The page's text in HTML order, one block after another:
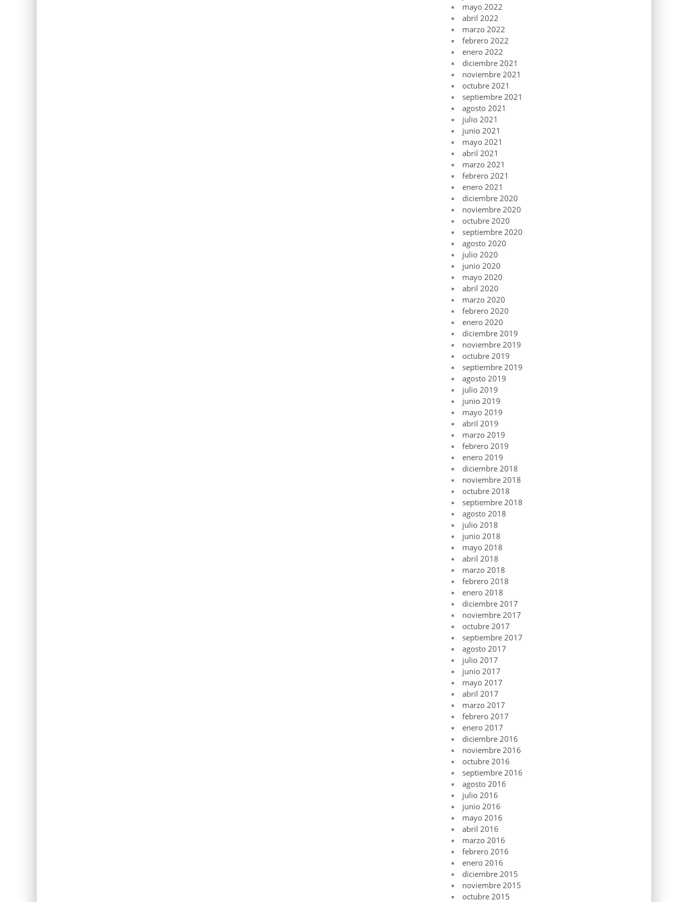
mayo 2022
abril 2022
marzo 2022
febrero 2022
enero 2022
diciembre 2021
noviembre 2021
octubre 2021
septiembre 2021
agosto 2021
julio 2021
junio 2021
mayo 2021
abril 2021
marzo 2021
febrero 2021
enero 2021
diciembre 2020
noviembre 2020
octubre 2020
septiembre 2020
agosto 2020
julio 2020
junio 2020
mayo 2020
abril 2020
marzo 2020
febrero 2020
enero 2020
diciembre 2019
noviembre 2019
octubre 2019
septiembre 2019
agosto 2019
julio 2019
junio 2019
mayo 2019
abril 2019
marzo 2019
febrero 2019
enero 2019
diciembre 2018
noviembre 2018
octubre 2018
septiembre 2018
agosto 2018
julio 2018
junio 2018
mayo 2018
abril 2018
marzo 2018
febrero 2018
enero 2018
diciembre 2017
noviembre 2017
octubre 2017
septiembre 2017
agosto 2017
julio 2017
junio 2017
mayo 2017
abril 2017
marzo 2017
febrero 2017
enero 2017
diciembre 2016
noviembre 2016
octubre 2016
septiembre 2016
agosto 2016
julio 2016
junio 2016
mayo 2016
abril 2016
marzo 2016
febrero 2016
enero 2016
diciembre 2015
noviembre 2015
octubre 2015